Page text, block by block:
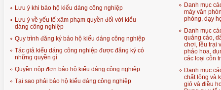
Lưu ý khi bảo hộ kiểu dáng công nghiệp
Lưu ý về yếu tố xâm phạm quyền đối với kiểu
dáng công nghiệp
Quy trình đăng ký bảo hộ kiểu dáng công nghiệp
Tác giả kiểu dáng công nghiệp được đăng ký có
những quyền gì
Quyền nộp đơn bảo hộ kiểu dáng công nghiệp
Tại sao phải bảo hộ kiểu dáng công nghiệp
Danh mục
máy văn
phòng, dạy
Danh mục
quảng cáo,
chơi, lều trại
pháo hoa,
các loại côn
Danh mục
chất lỏng và
gió và điều